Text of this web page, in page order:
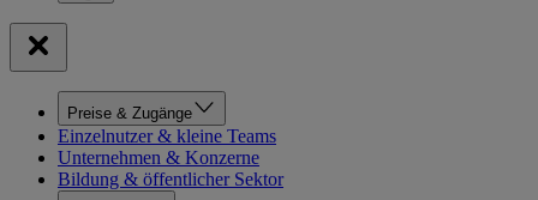
Preise & Zugänge
Einzelnutzer & kleine Teams
Unternehmen & Konzerne
Bildung & öffentlicher Sektor